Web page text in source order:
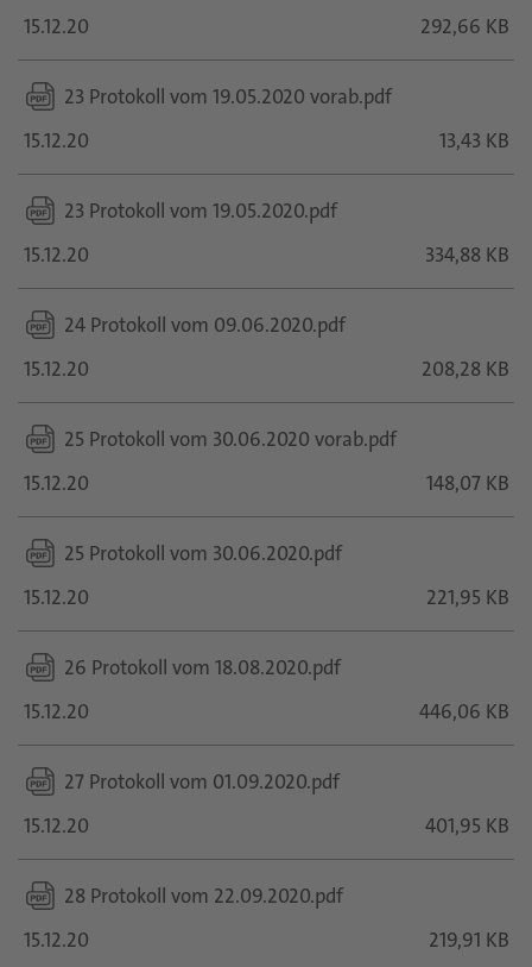
15.12.20
292,66 KB
23 Protokoll vom 19.05.2020 vorab.pdf
15.12.20
13,43 KB
23 Protokoll vom 19.05.2020.pdf
15.12.20
334,88 KB
24 Protokoll vom 09.06.2020.pdf
15.12.20
208,28 KB
25 Protokoll vom 30.06.2020 vorab.pdf
15.12.20
148,07 KB
25 Protokoll vom 30.06.2020.pdf
15.12.20
221,95 KB
26 Protokoll vom 18.08.2020.pdf
15.12.20
446,06 KB
27 Protokoll vom 01.09.2020.pdf
15.12.20
401,95 KB
28 Protokoll vom 22.09.2020.pdf
15.12.20
219,91 KB